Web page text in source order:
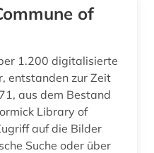
of
1.200 digitalisierte
entstanden zur Zeit
aus dem Bestand
Library of
Suche oder über